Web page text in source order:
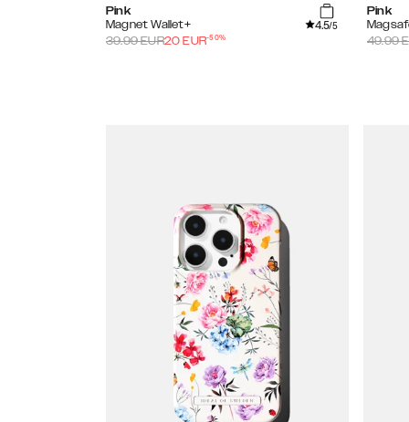
Pink
Magnet Wallet+
4.5/5
39.99EUR20 EUR-50%
Pink
49.99